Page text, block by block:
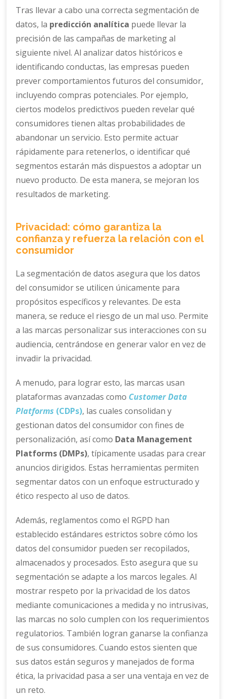
Tras llevar a cabo una correcta segmentación de
datos, la predicción analítica puede llevar la
precisión de las campañas de marketing al
siguiente nivel. Al analizar datos históricos e
identificando conductas, las empresas pueden
prever comportamientos futuros del consumidor,
incluyendo compras potenciales. Por ejemplo,
ciertos modelos predictivos pueden revelar qué
consumidores tienen altas probabilidades de
abandonar un servicio. Esto permite actuar
rápidamente para retenerlos, o identificar qué
segmentos estarán más dispuestos a adoptar un
nuevo producto. De esta manera, se mejoran los
resultados de marketing.
Privacidad: cómo garantiza la
confianza y refuerza la relación con el
consumidor
La segmentación de datos asegura que los datos
del consumidor se utilicen únicamente para
propósitos específicos y relevantes. De esta
manera, se reduce el riesgo de un mal uso. Permite
a las marcas personalizar sus interacciones con su
audiencia, centrándose en generar valor en vez de
invadir la privacidad.
A menudo, para lograr esto, las marcas usan
plataformas avanzadas como Customer Data
Platforms (CDPs), las cuales consolidan y
gestionan datos del consumidor con fines de
personalización, así como Data Management
Platforms (DMPs), típicamente usadas para crear
anuncios dirigidos. Estas herramientas permiten
segmentar datos con un enfoque estructurado y
ético respecto al uso de datos.
Además, reglamentos como el RGPD han
establecido estándares estrictos sobre cómo los
datos del consumidor pueden ser recopilados,
almacenados y procesados. Esto asegura que su
segmentación se adapte a los marcos legales. Al
mostrar respeto por la privacidad de los datos
mediante comunicaciones a medida y no intrusivas,
las marcas no solo cumplen con los requerimientos
regulatorios. También logran ganarse la confianza
de sus consumidores. Cuando estos sienten que
sus datos están seguros y manejados de forma
ética, la privacidad pasa a ser una ventaja en vez de
un reto.